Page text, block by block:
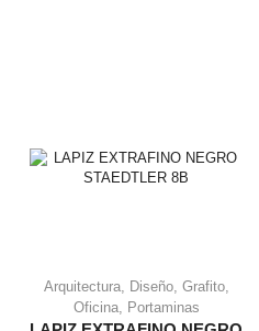
Arquitectura, Diseño, Grafito,
Oficina, Portaminas